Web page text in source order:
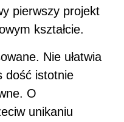
pierwszy projekt
kształcie.
Nie ułatwia
dość istotnie
O
unikaniu